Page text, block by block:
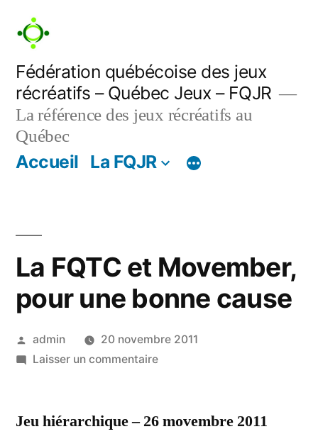
contenu
Fédération québécoise des jeux
récréatifs – Québec Jeux – FQJR
La référence des jeux récréatifs au
Québec
Accueil La FQJR
La FQTC et Movember,
pour une bonne cause
Publié
par
admin
20 novembre 2011
Laisser un commentairesur
et
Jeu hiérarchique – 26 movembre 2011